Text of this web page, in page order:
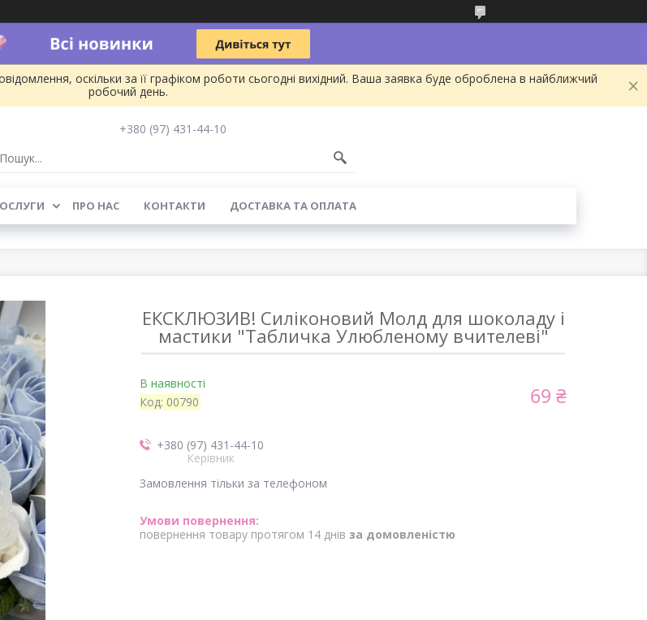
оскільки за її графіком роботи сьогодні вихідний. Ваша заявка буде оброблена в найближчий
робочий день.
+380 (97) 431-44-10
ПРО НАС КОНТАКТИ ДОСТАВКА ТА ОПЛАТА
ЕКСКЛЮЗИВ! Силіконовий Молд для шоколаду і
мастики "Табличка Улюбленому вчителеві"
В наявності
Код: 00790 69 ₴
+380 (97) 431-44-10
Керівник
Замовлення тільки за телефоном
повернення товару протягом 14 днів за домовленістю